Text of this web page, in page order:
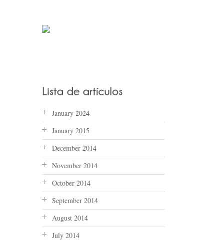
January 2024
January 2015
December 2014
November 2014
October 2014
September 2014
August 2014
July 2014